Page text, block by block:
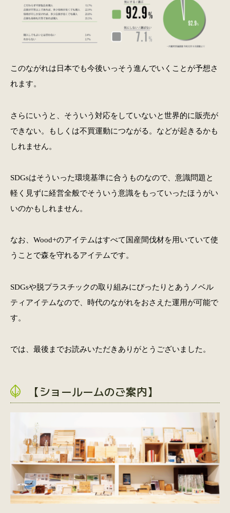
このながれは日本でも今後いっそう進んでいくことが予想さ
れます。
さらにいうと、そういう対応をしていないと世界的に販売が
できない。もしくは不買運動につながる。などが起きるかも
しれません。
SDGsはそういった環境基準に合うものなので、意識問題と
軽く見ずに経営全般でそういう意識をもっていったほうがい
いのかもしれません。
なお、Wood+のアイテムはすべて国産間伐材を用いていて使
うことで森を守れるアイテムです。
SDGsや脱プラスチックの取り組みにぴったりとあうノベル
ティアイテムなので、時代のながれをおさえた運用が可能で
す。
では、最後までお読みいただきありがとうございました。
【ショールームのご案内】